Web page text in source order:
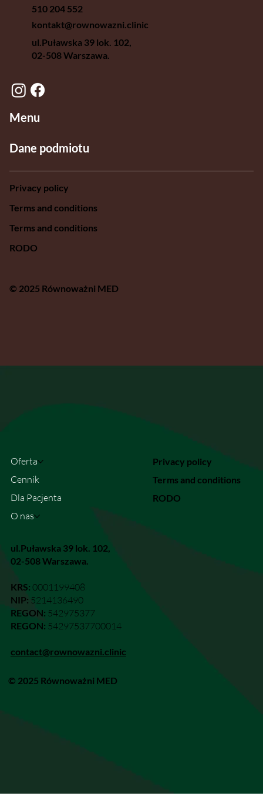
510 204 552
kontakt@rownowazni.clinic
ul.Puławska 39 lok. 102,
02-508 Warszawa.
© 2025 Równoważni MED
Dane podmiotu
Menu
Privacy policy
Terms and conditions
Terms and conditions
RODO
© 2025 Równoważni MED
ul.Puławska 39 lok. 102,
02-508 Warszawa.
KRS: 0001199408
NIP: 5214136490
REGON: 542975377
REGON: 54297537700014
contact@rownowazni.clinic
Privacy policy
Terms and conditions
RODO
Oferta
Cennik
Dla Pacjenta
O nas